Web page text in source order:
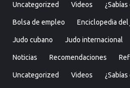
Uncategorized Videos
Bolsa de empleo Enciclopedia del
Judo cubano Judo internacional
Noticias Recomendaciones
Uncategorized Videos